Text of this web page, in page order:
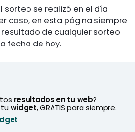
sorteo se realizó en el día
caso, en esta página siempre
de cualquier sorteo
fecha de hoy.
resultados en tu web?
widget, GRATIS para siempre.